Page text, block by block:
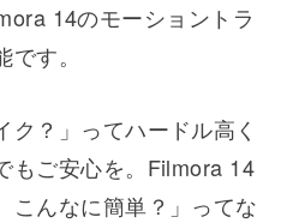
14のモーショントラ
す。
？」ってハードル高く
もご安心を。Filmora 14
こんなに簡単？」ってな